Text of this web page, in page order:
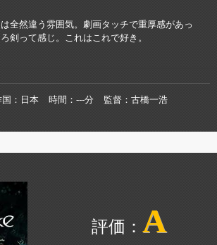
全然違う雰囲気。劇画タッチで重厚感があっ
剣って感じ。これはこれで好き。
日本 時間 ---分 監督
古橋一浩
A